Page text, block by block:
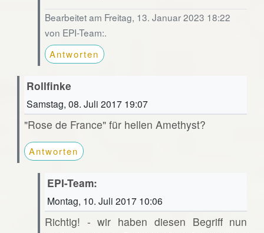
Bearbeitet am Freitag, 13. Januar 2023 18:22
von EPI-Team:.
Antworten
Rollfinke
Samstag, 08. Juli 2017 19:07
"Rose de France" für hellen Amethyst?
Antworten
EPI-Team:
Montag, 10. Juli 2017 10:06
Richtig! - wir haben diesen Begriff nun